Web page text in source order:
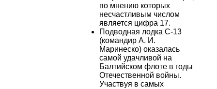
по мнению которых
несчастливым числом
является цифра 17.
Подводная лодка С-13
(командир А. И.
Маринеско) оказалась
самой удачливой на
Балтийском флоте в годы
Отечественной войны.
Участвуя в самых